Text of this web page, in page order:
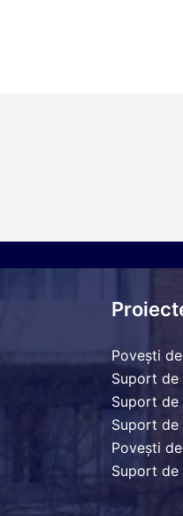
Povești
Suport de
Suport de
Suport de
Povești
Suport de